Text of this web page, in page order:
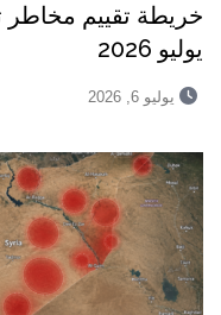
خريطة تقييم
يوليو 2026
يوليو 6, 2026